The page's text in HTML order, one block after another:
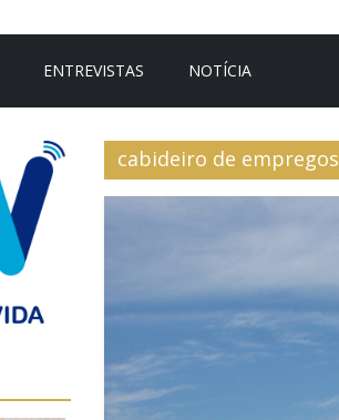
ENTREVISTAS NOTÍCIA
cabideiro de empregos